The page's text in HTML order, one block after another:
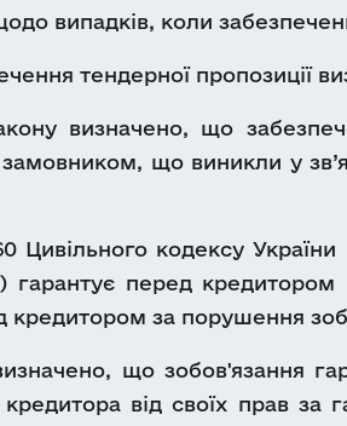
випадків, коли
тендерної пропозиції
визначено, що
що виникли у
Цивільного кодексу
гарантує перед
кредитором за порушення
що зобов'язання
кредитора від своїх прав